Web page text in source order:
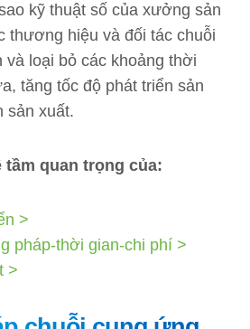
kỹ thuật số của xưởng sản
thương hiệu và đối tác chuỗi
và loại bỏ các khoảng thời
tăng tốc độ phát triển sản
sản xuất.
tầm quan trọng của:
>
pháp-thời gian-chi phí >
>